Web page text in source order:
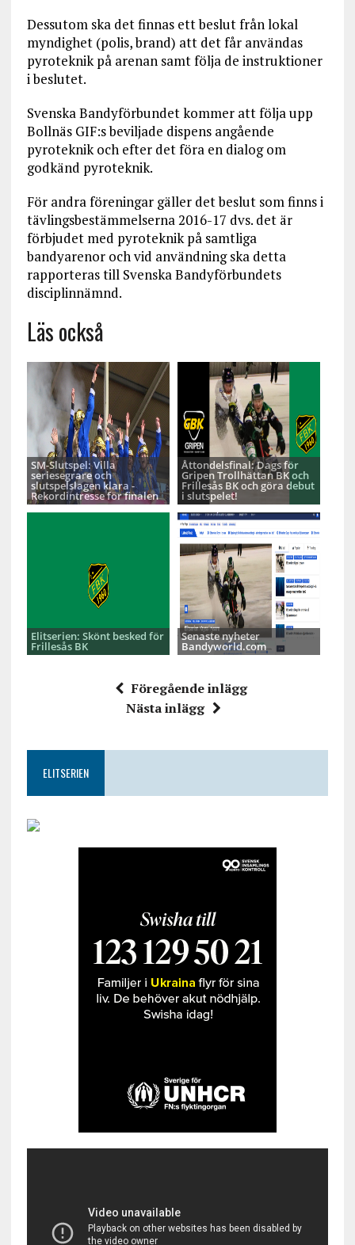
Dessutom ska det finnas ett beslut från lokal
myndighet (polis, brand) att det får användas
pyroteknik på arenan samt följa de instruktioner
i beslutet.
Svenska Bandyförbundet kommer att följa upp
Bollnäs GIF:s beviljade dispens angående
pyroteknik och efter det föra en dialog om
godkänd pyroteknik.
För andra föreningar gäller det beslut som finns i
tävlingsbestämmelserna 2016-17 dvs. det är
förbjudet med pyroteknik på samtliga
bandyarenor och vid användning ska detta
rapporteras till Svenska Bandyförbundets
disciplinnämnd.
Läs också
SM-Slutspel: Villa
seriesegrare och
slutspelslagen klara -
Rekordintresse för finalen
Åttondelsfinal: Dags för
Gripen Trollhättan BK och
Frillesås BK och göra debut
i slutspelet!
Elitserien: Skönt besked för
Frillesås BK
Senaste nyheter
Bandyworld.com
Föregående inlägg
Nästa inlägg
ELITSERIEN